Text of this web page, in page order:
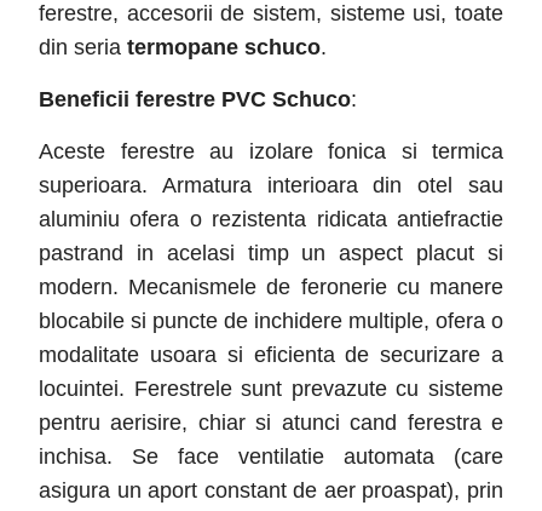
ferestre, accesorii de sistem, sisteme usi, toate
din seria termopane schuco.
Beneficii ferestre PVC Schuco:
Aceste ferestre au izolare fonica si termica
superioara. Armatura interioara din otel sau
aluminiu ofera o rezistenta ridicata antiefractie
pastrand in acelasi timp un aspect placut si
modern. Mecanismele de feronerie cu manere
blocabile si puncte de inchidere multiple, ofera o
modalitate usoara si eficienta de securizare a
locuintei. Ferestrele sunt prevazute cu sisteme
pentru aerisire, chiar si atunci cand ferestra e
inchisa. Se face ventilatie automata (care
asigura un aport constant de aer proaspat), prin